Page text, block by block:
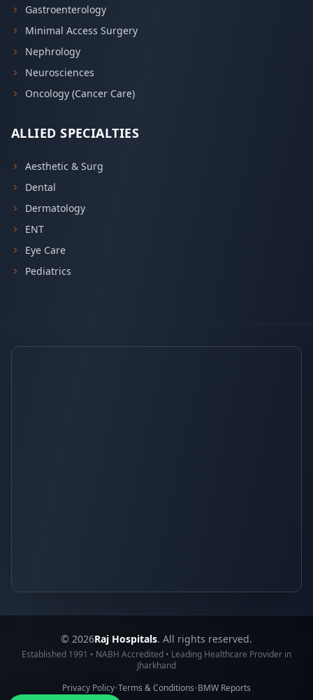
Gastroenterology
Minimal Access Surgery
Nephrology
Neurosciences
Oncology (Cancer Care)
ALLIED SPECIALTIES
Aesthetic & Surg
Dental
Dermatology
ENT
Eye Care
Pediatrics
© 2026Raj Hospitals. All rights reserved.
Established 1991 • NABH Accredited • Leading Healthcare Provider in
Jharkhand
Privacy Policy•Terms & Conditions•BMW Reports